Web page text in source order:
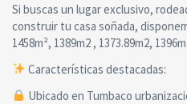
Si buscas un lugar exclusivo,
construir tu casa soñada,
1458m², 1389m2 , 1373.89m2,
Características destacadas:
Ubicado en Tumbaco